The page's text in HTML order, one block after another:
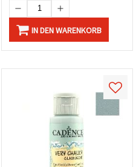
IN DEN WARENKORB